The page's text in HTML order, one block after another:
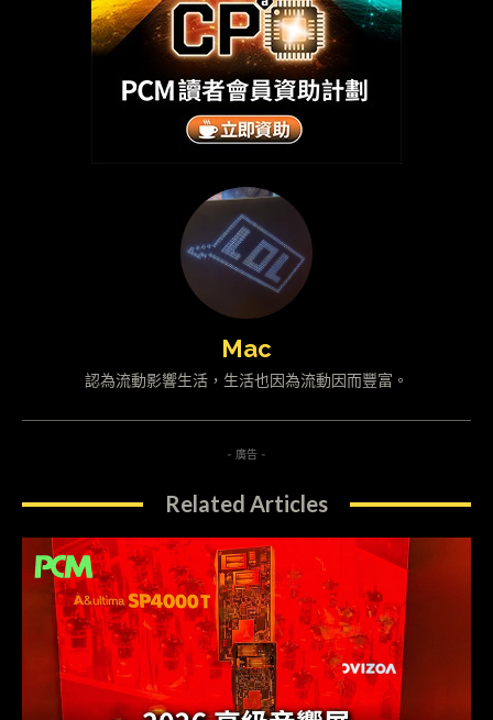
Mac
認為流動影響生活，生活也因為流動因而豐富。
- 廣告 -
Related Articles